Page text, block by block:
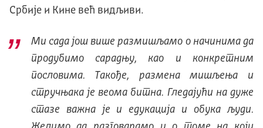
Србије и Кине већ видљиви.
Ми сада још више размишљамо о начинима да
продубимо сарадњу, као и конкретним
пословима. Такође, размена мишљења и
стручњака је веома битна. Гледајући на дуже
стазе важна је и едукација и обука људи.